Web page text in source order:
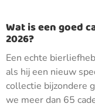
Wat is een goed
2026?
Een echte
als hij een nieuw
collectie bijzondere
we meer dan 65